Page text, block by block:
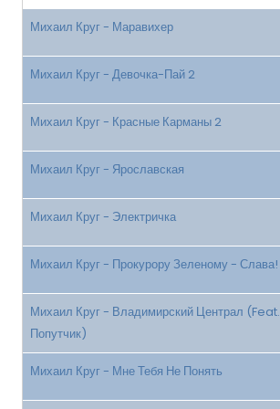
Михаил Круг - Маравихер
Михаил Круг - Девочка-Пай 2
Михаил Круг - Красные Карманы 2
Михаил Круг - Ярославская
Михаил Круг - Электричка
Михаил Круг - Прокурору Зеленому - Слава!
Михаил Круг - Владимирский Централ (Feat.
Попутчик)
Михаил Круг - Мне Тебя Не Понять